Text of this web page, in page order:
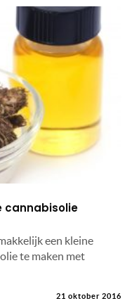
cannabisolie
een kleine
te maken met
21 oktober 2016